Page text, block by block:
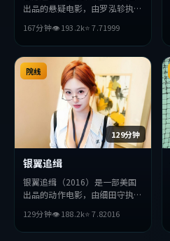
出品的悬疑电影，由罗泓轸执
等主演。影片在叙事与视听上力
求突破，探讨人性与抉择，节奏
张弛有度，适合喜欢该类型的观
众完整观看。
167分钟👁193.2k⭐7.71999
129分钟
院线
银翼追缉
银翼追缉（2016）是一部美国
出品的动作电影，由细田守执
凯等主演。影片在叙事与视听上
力求突破，探讨人性与抉择，节
129分钟👁188.2k⭐7.82016